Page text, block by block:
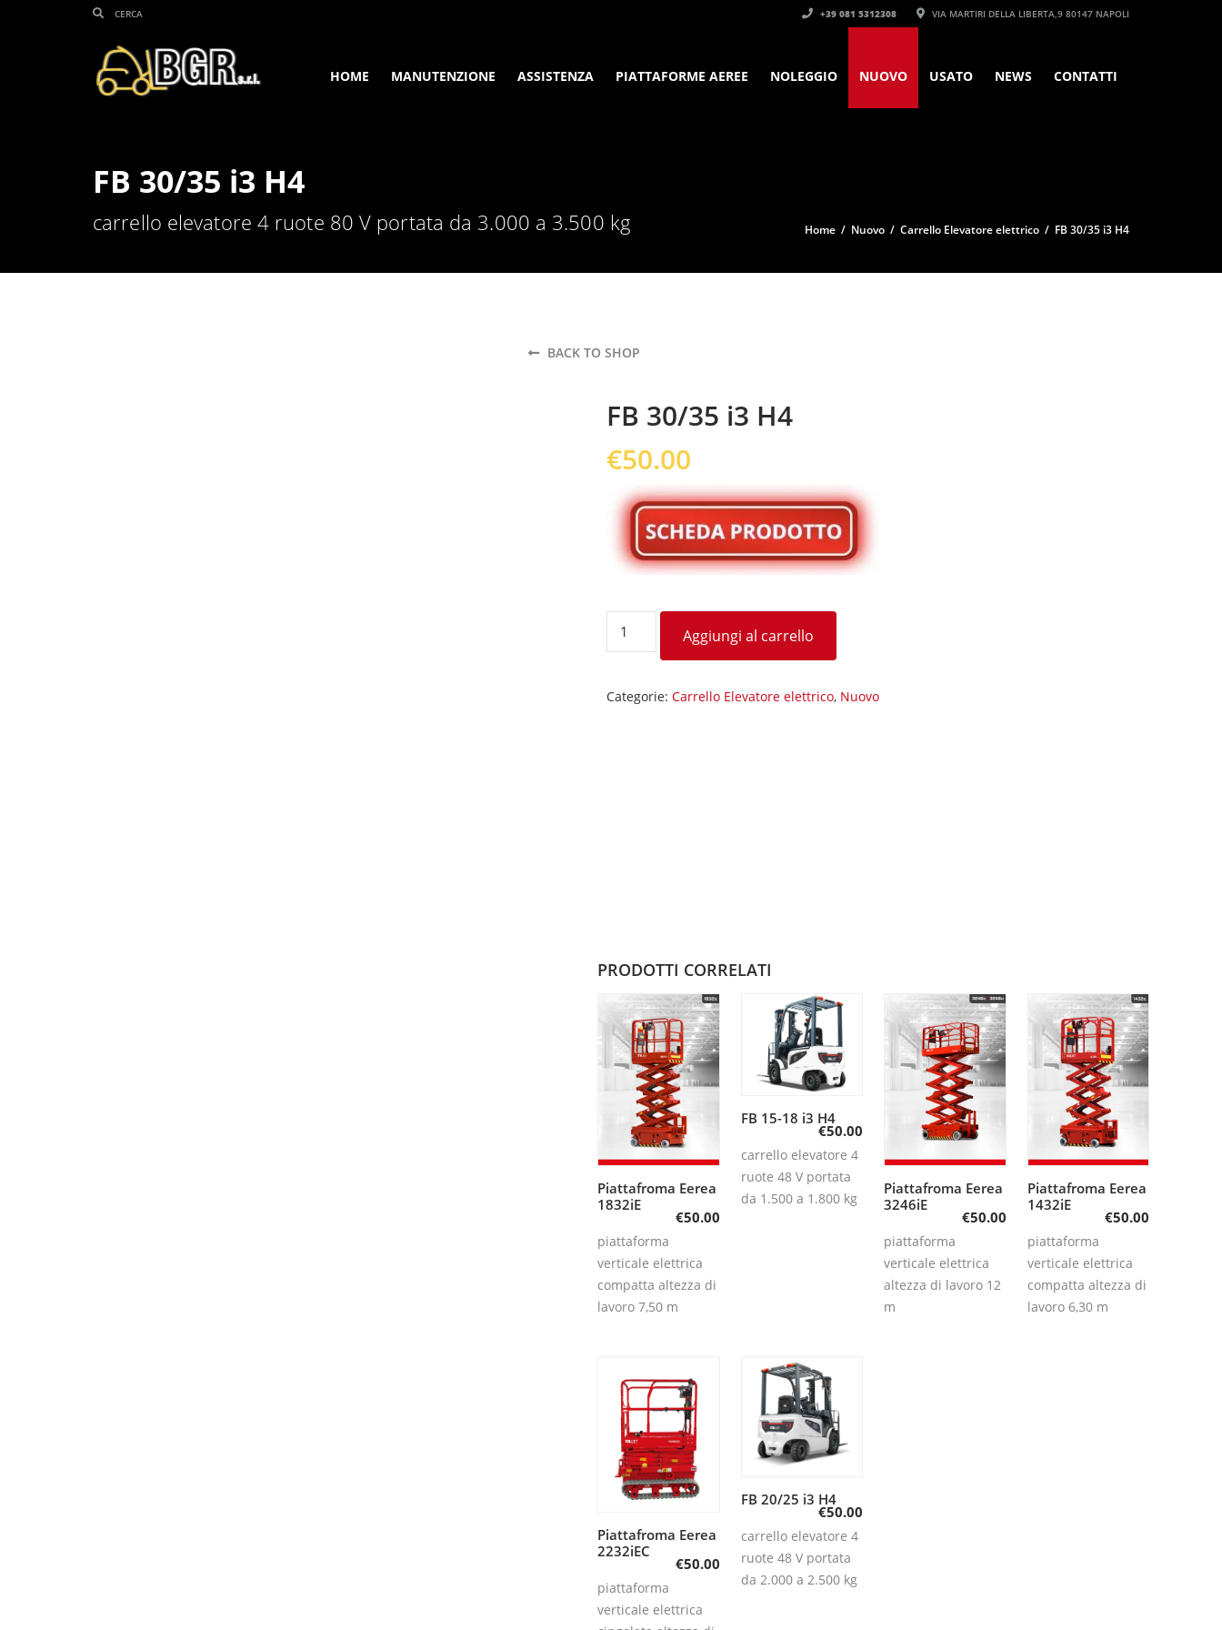
+39 081 5312308‬ VIA MARTIRI DELLA LIBERTA,9 80147 NAPOLI
HOME MANUTENZIONE ASSISTENZA PIATTAFORME AEREE NOLEGGIO NUOVO USATO NEWS CONTATTI
FB 30/35 i3 H4
carrello elevatore 4 ruote 80 V portata da 3.000 a 3.500 kg Home / Nuovo / Carrello Elevatore elettrico / FB 30/35 i3 H4
BACK TO SHOP
FB 30/35 i3 H4
€50.00
30/35
quantità
Aggiungi al carrello
Categorie:Carrello Elevatore elettrico, Nuovo
PRODOTTI CORRELATI
Aggiungi al
carrello
Piattafroma Eerea
1832iE
€50.00
piattaforma
verticale elettrica
compatta altezza di
lavoro 7,50 m
Aggiungi al
carrello
FB 15-18 i3 H4
€50.00
carrello elevatore 4
ruote 48 V portata
da 1.500 a 1.800 kg
Aggiungi al
carrello
Piattafroma Eerea
3246iE
€50.00
piattaforma
verticale elettrica
altezza di lavoro 12
m
Aggiungi al
carrello
Piattafroma Eerea
1432iE
€50.00
piattaforma
verticale elettrica
compatta altezza di
lavoro 6,30 m
Aggiungi al
carrello
Piattafroma Eerea
2232iEC
€50.00
piattaforma
verticale elettrica
Aggiungi al
carrello
FB 20/25 i3 H4
€50.00
carrello elevatore 4
ruote 48 V portata
da 2.000 a 2.500 kg